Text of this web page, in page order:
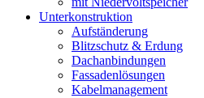
Unterkonstruktion
Aufständerung
Blitzschutz & Erdung
Dachanbindungen
Fassadenlösungen
Kabelmanagement